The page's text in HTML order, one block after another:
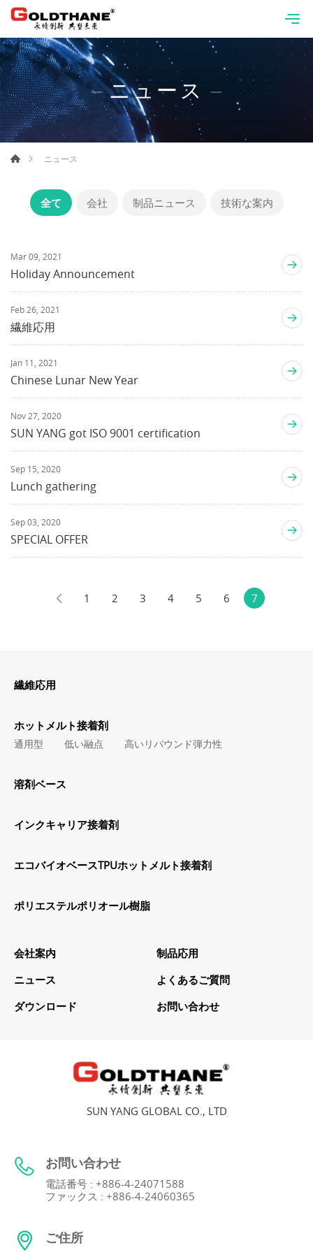
ニュース
ニュース
全て 会社 制品ニュース 技術な案内
Mar 09, 2021
Holiday Announcement
Feb 26, 2021
繊維応用
Jan 11, 2021
Chinese Lunar New Year
Nov 27, 2020
SUN YANG got ISO 9001 certification
Sep 15, 2020
Lunch gathering
Sep 03, 2020
SPECIAL OFFER
1 2 3 4 5 6 7
繊維応用
ホットメルト接着剤
通用型 低い融点 高いリバウンド弾力性
溶剤ベース
インクキャリア接着剤
エコバイオベースTPUホットメルト接着剤
ポリエステルポリオール樹脂
会社案内
制品応用
ニュース
よくあるご質問
ダウンロード
お問い合わせ
SUN YANG GLOBAL CO., LTD
お問い合わせ
電話番号 : +886-4-24071588
ファックス : +886-4-24060365
ご住所